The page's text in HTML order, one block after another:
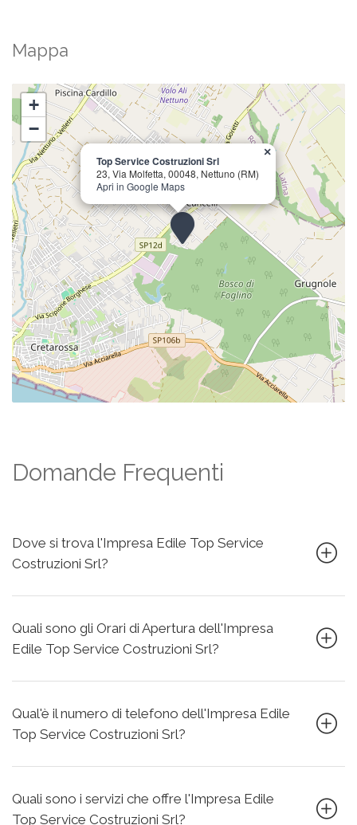
Mappa
Top Service Costruzioni Srl
23, Via Molfetta, 00048, Nettuno (RM)
Apri in Google Maps
×
+
−
Domande Frequenti
Dove si trova l'Impresa Edile Top Service
Costruzioni Srl?
Quali sono gli Orari di Apertura dell'Impresa
Edile Top Service Costruzioni Srl?
Qual'è il numero di telefono dell'Impresa Edile
Top Service Costruzioni Srl?
Quali sono i servizi che offre l'Impresa Edile
Top Service Costruzioni Srl?